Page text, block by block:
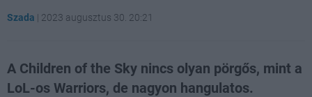
Szada | 2023 augusztus 30. 20:21
A Children of the Sky nincs olyan pörgős, mint a
LoL-os Warriors, de nagyon hangulatos.